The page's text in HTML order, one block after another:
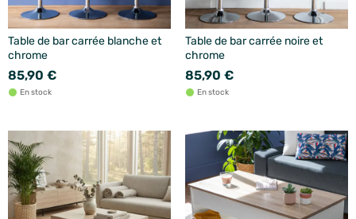
Table de bar carrée blanche et
chrome
85,90 €
En stock
Table de bar carrée noire et
chrome
85,90 €
En stock